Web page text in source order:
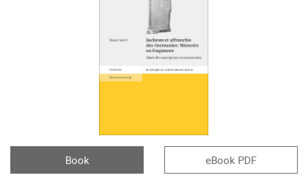
Book eBook PDF